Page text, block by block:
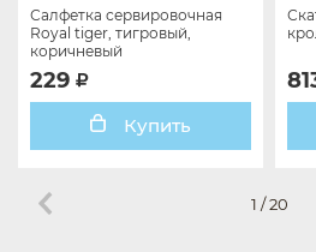
Салфетка сервировочная
Royal tiger, тигровый,
коричневый
229
Купить
1 /20